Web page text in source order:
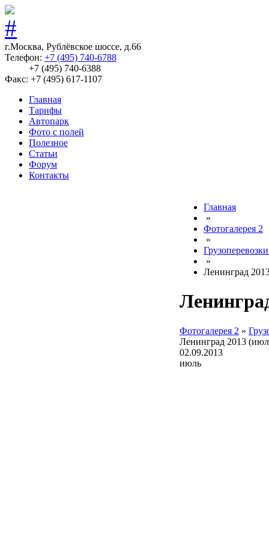
г.Москва, Рублёвское шоссе, д.66
Телефон: +7 (495) 740-6788
+7 (495) 740-6388
Факс: +7 (495) 617-1107
Главная
Тарифы
Автопарк
Фото с полей
Полезное
Статьи
Форум
Контакты
Главная
»
Фотогалерея 2
»
»
Ленинград
Фотогалерея 2 »
Ленинград 2013
02.09.2013
июль